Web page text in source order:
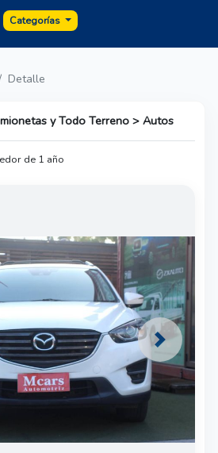
Categorías
Detalle
y Todo Terreno > Autos
de 1 año
Next